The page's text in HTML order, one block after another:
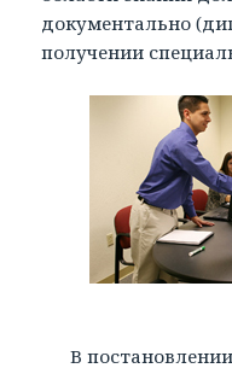
документально
получении
В постановлении